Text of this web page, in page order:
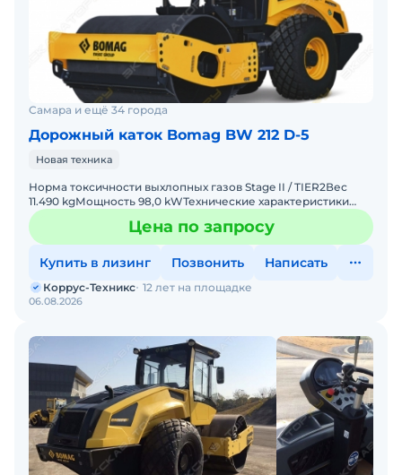
Самара и ещё 34 города
Дорожный каток Bomag BW 212 D-5
Новая техника
Норма токсичности выхлопных газов Stage II / TIER2Вес
11.490 kgМощность 98,0 kWТехнические характеристики
СтандартыСамоблокирующийся дифференциалЗадний
мост с д
Цена по запросу
Купить в лизинг Позвонить Написать
06.08.2026
Коррус-Техникс 12 лет на площадке